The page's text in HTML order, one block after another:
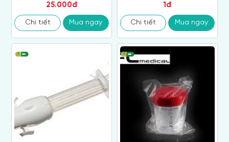
25.000đ
Chi tiết Mua ngay
1đ
Chi tiết Mua ngay